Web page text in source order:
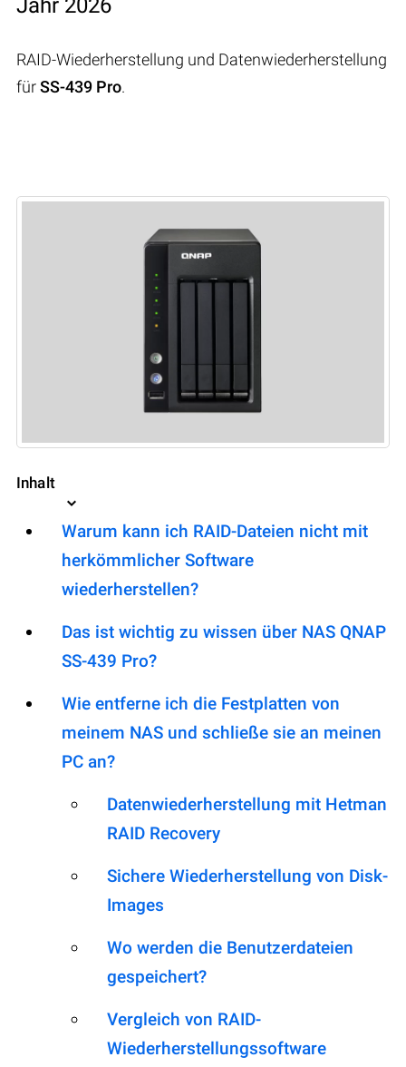
RAID-Wiederherstellung und Datenwiederherstellung
fürSS-439 Pro.
Inhalt
Warum kann ich RAID-Dateien nicht mit
herkömmlicher Software
wiederherstellen?
Das ist wichtig zu wissen über NAS QNAP
SS-439 Pro?
Wie entferne ich die Festplatten von
meinem NAS und schließe sie an meinen
PC an?
Datenwiederherstellung mit Hetman
RAID Recovery
Sichere Wiederherstellung von Disk-
Images
Wo werden die Benutzerdateien
gespeichert?
Vergleich von RAID-
Wiederherstellungssoftware